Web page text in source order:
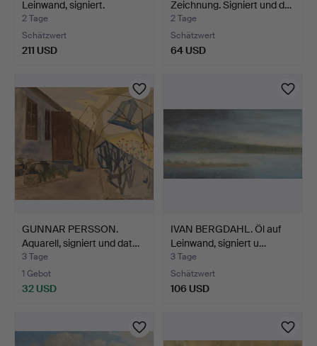
Leinwand, signiert.
2 Tage
Schätzwert
211 USD
Zeichnung. Signiert und d…
2 Tage
Schätzwert
64 USD
GUNNAR PERSSON.
Aquarell, signiert und dat…
3 Tage
1 Gebot
32 USD
IVAN BERGDAHL. Öl auf
Leinwand, signiert u…
3 Tage
Schätzwert
106 USD